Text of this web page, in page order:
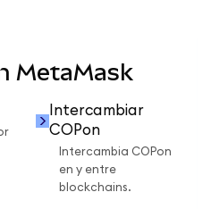
MetaMask
Intercambiar
COPon
Intercambia COPon
en y entre
blockchains.